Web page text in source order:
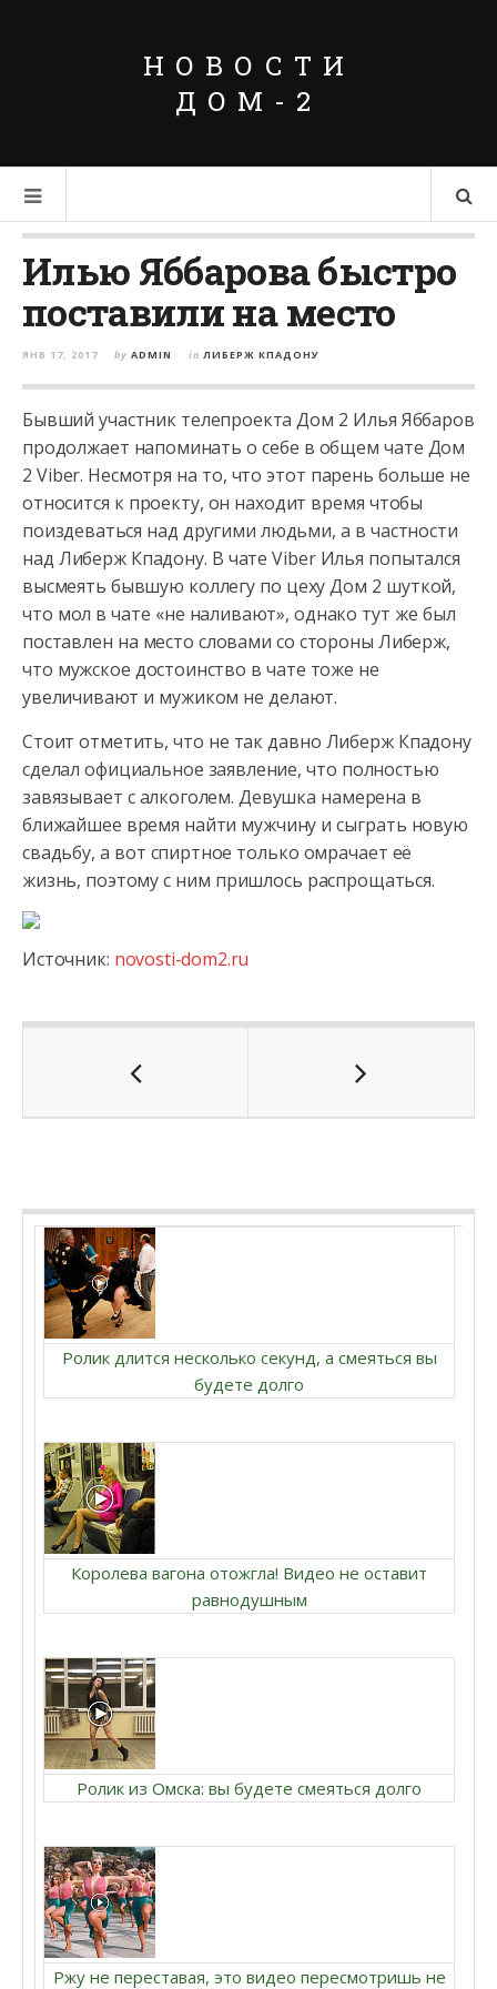
НОВОСТИ
ДОМ-2
Илью Яббарова быстро
поставили на место
ЯНВ 17, 2017 by ADMIN in ЛИБЕРЖ КПАДОНУ
Бывший участник телепроекта Дом 2 Илья Яббаров
продолжает напоминать о себе в общем чате Дом
2 Viber. Несмотря на то, что этот парень больше не
относится к проекту, он находит время чтобы
поиздеваться над другими людьми, а в частности
над Либерж Кпадону. В чате Viber Илья попытался
высмеять бывшую коллегу по цеху Дом 2 шуткой,
что мол в чате «не наливают», однако тут же был
поставлен на место словами со стороны Либерж,
что мужское достоинство в чате тоже не
увеличивают и мужиком не делают.
Стоит отметить, что не так давно Либерж Кпадону
сделал официальное заявление, что полностью
завязывает с алкоголем. Девушка намерена в
ближайшее время найти мужчину и сыграть новую
свадьбу, а вот спиртное только омрачает её
жизнь, поэтому с ним пришлось распрощаться.
Источник: novosti-dom2.ru
Ролик длится несколько секунд, а смеяться вы
будете долго
Королева вагона отожгла! Видео не оставит
равнодушным
Ролик из Омска: вы будете смеяться долго
Ржу не переставая, это видео пересмотришь не